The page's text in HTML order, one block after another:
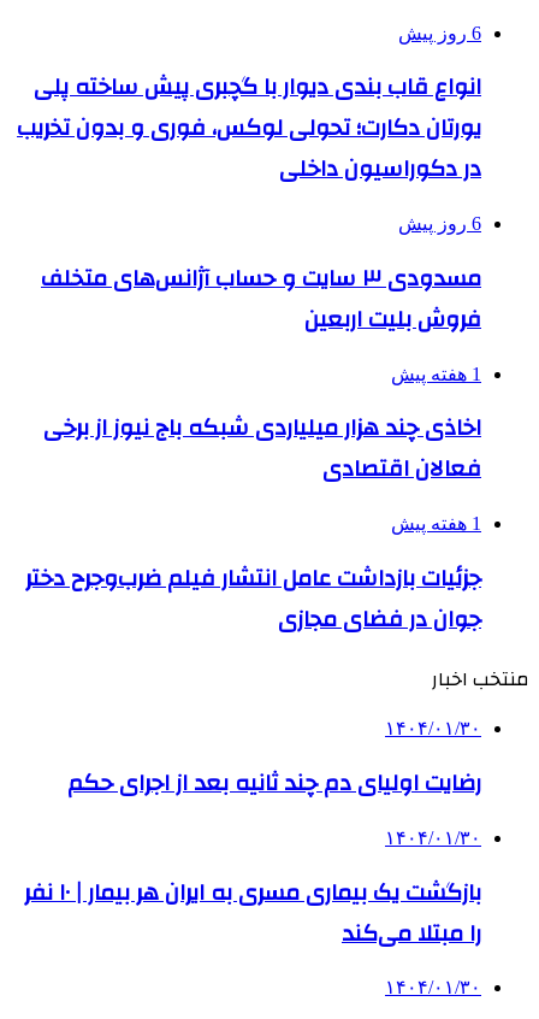
6 روز پیش
انواع قاب بندی دیوار با گچبری پیش ساخته پلی
یورتان دکارت؛ تحولی لوکس، فوری و بدون تخریب
در دکوراسیون داخلی
6 روز پیش
مسدودی ۳ سایت و حساب آژانس‌های متخلف
فروش بلیت اربعین
1 هفته پیش
اخاذی چند هزار میلیاردی شبکه باج نیوز از برخی
فعالان اقتصادی
1 هفته پیش
جزئیات بازداشت عامل انتشار فیلم ضرب‌وجرح دختر
جوان در فضای مجازی
منتخب اخبار
۱۴۰۴/۰۱/۳۰
رضایت اولیای دم چند ثانیه بعد از اجرای حکم
۱۴۰۴/۰۱/۳۰
بازگشت یک بیماری مسری به ایران هر بیمار | ۱۰ نفر
را مبتلا می‌کند
۱۴۰۴/۰۱/۳۰